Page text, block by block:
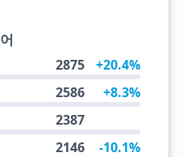
2875 +20.4%
2586 +8.3%
2387
2146 -10.1%